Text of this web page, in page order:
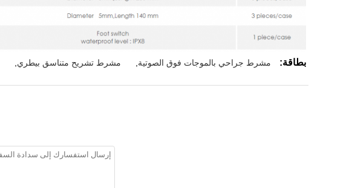
بطاقة: مشرط جراحي بالموجات فوق الصوتية مشرط تشريح متناسق بيطري